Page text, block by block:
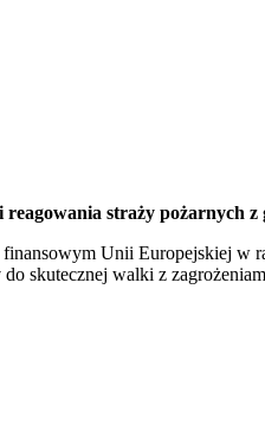
reagowania straży pożarnych
Unii Europejskiej w
skutecznej walki z